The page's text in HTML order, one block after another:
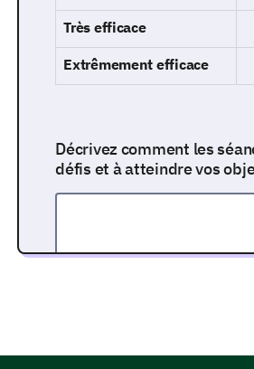
Très efficace
Extrêmement efficace
Décrivez comment les
défis et à atteindre vos